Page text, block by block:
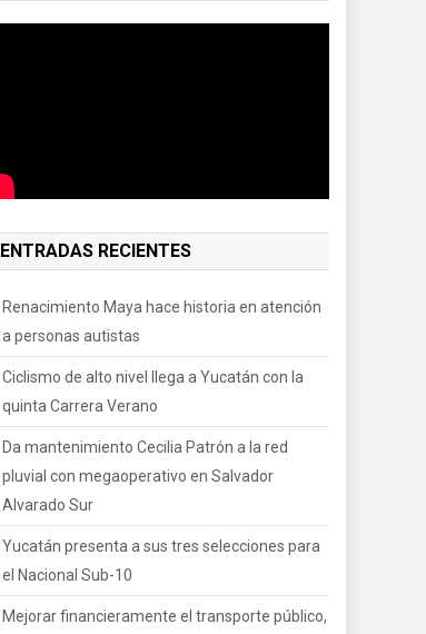
ENTRADAS RECIENTES
Renacimiento Maya hace historia en atención
a personas autistas
Ciclismo de alto nivel llega a Yucatán con la
quinta Carrera Verano
Da mantenimiento Cecilia Patrón a la red
pluvial con megaoperativo en Salvador
Alvarado Sur
Yucatán presenta a sus tres selecciones para
el Nacional Sub-10
Mejorar financieramente el transporte público,